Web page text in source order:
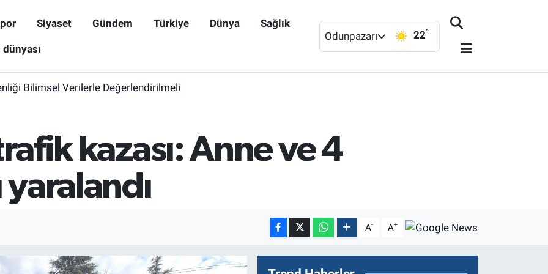
Siyaset Gündem Türkiye Dünya Sağlık
Odunpazarı 22°
Bilimsel Verilerle Değerlendirilmeli
kazası: Anne ve 4
yaralandı
A- A+